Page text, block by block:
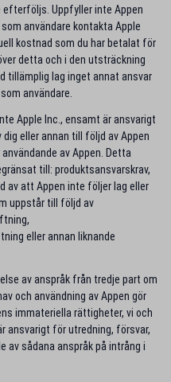
Uppfyller inte Appen
användare kontakta Apple
kostnad som du har betalat för
detta och i den utsträckning
tillämplig lag inget annat ansvar
användare.
Apple Inc., ensamt är ansvarigt
eller annan till följd av Appen
av Appen. Detta
till: produktsansvarskrav,
av att Appen inte följer lag eller
uppstår till följd av
eller annan liknande
av anspråk från tredje part om
och användning av Appen gör
immateriella rättigheter, vi och
ansvarigt för utredning, försvar,
av sådana anspråk på intrång i